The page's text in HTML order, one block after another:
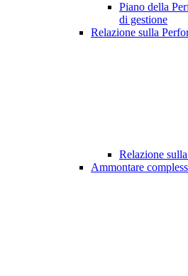
Piano della
di gestione
Relazione sulla
Relazione
Ammontare